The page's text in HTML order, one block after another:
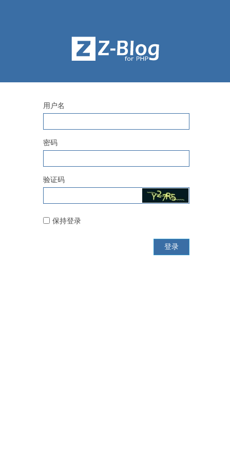
用户名
密码
验证码
保持登录